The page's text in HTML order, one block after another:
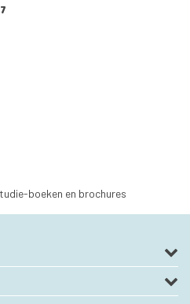
boeken en brochures